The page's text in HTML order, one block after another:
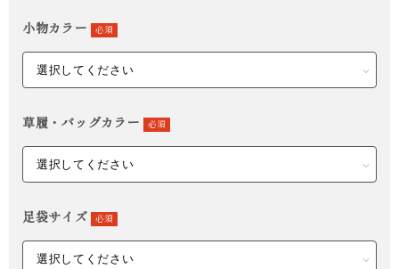
小物カラー 必須
草履・バッグカラー 必須
足袋サイズ 必須